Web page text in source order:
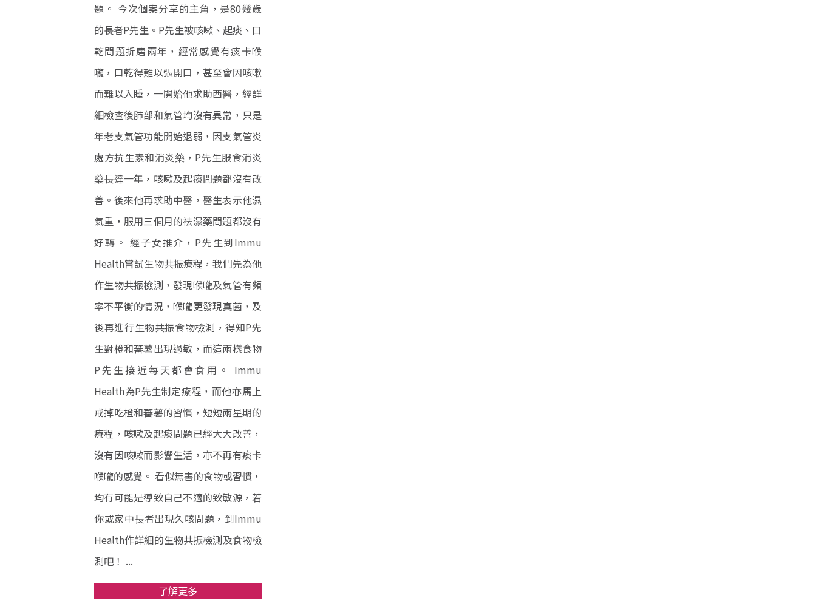
題。 今次個案分享的主角，是80幾歲
的長者P先生。P先生被咳嗽、起痰、口
乾問題折磨兩年，經常感覺有痰卡喉
嚨，口乾得難以張開口，甚至會因咳嗽
而難以入睡，一開始他求助西醫，經詳
細檢查後肺部和氣管均沒有異常，只是
年老支氣管功能開始退弱，因支氣管炎
處方抗生素和消炎藥，P先生服食消炎
藥長達一年，咳嗽及起痰問題都沒有改
善。後來他再求助中醫，醫生表示他濕
氣重，服用三個月的袪濕藥問題都沒有
好轉。 經子女推介，P先生到Immu
Health嘗試生物共振療程，我們先為他
作生物共振檢測，發現喉嚨及氣管有頻
率不平衡的情況，喉嚨更發現真菌，及
後再進行生物共振食物檢測，得知P先
生對橙和蕃薯出現過敏，而這兩樣食物
P先生接近每天都會食用。 Immu
Health為P先生制定療程，而他亦馬上
戒掉吃橙和蕃薯的習慣，短短兩星期的
療程，咳嗽及起痰問題已經大大改善，
沒有因咳嗽而影響生活，亦不再有痰卡
喉嚨的感覺。 看似無害的食物或習慣，
均有可能是導致自己不適的致敏源，若
你或家中長者出現久咳問題，到Immu
Health作詳細的生物共振檢測及食物檢
測吧！ ...
了解更多